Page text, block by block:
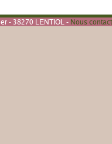
- 38270 LENTIOL - Nous